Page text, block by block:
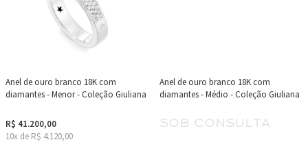
Anel de ouro branco 18K com
diamantes - Menor - Coleção Giuliana
R$ 41.200,00
10x de R$ 4.120,00
Anel de ouro branco 18K com
diamantes - Médio - Coleção Giuliana
sob consulta